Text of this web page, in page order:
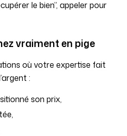
le bien”, appeler pour
vraiment en pige
où votre expertise fait
:
son prix,